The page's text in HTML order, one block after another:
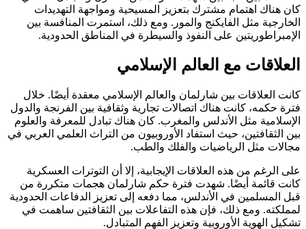
كان هناك اهتمام مشترك بتعزيز المسيحية ومواجهة التهديدات
الخارجية مثل الفايكنج والمور. ومع ذلك، استمرت المنافسة بين
الإمبراطوريتين على النفوذ والسيطرة في المناطق الحدودية.
العلاقات مع العالم الإسلامي
كانت العلاقات بين شارلمان والعالم الإسلامي معقدة أيضًا. خلال
فترة حكمه، كانت هناك اتصالات تجارية وثقافية بين الفرنجة والدول
الإسلامية مثل الأندلس والمغرب. كان هناك تبادل للمعرفة والعلوم
بين الثقافتين، حيث استفاد الأوروبيون من التراث العلمي العربي في
مجالات مثل الرياضيات والفلك والطب.
على الرغم من هذه العلاقات الإيجابية، إلا أن التوترات العسكرية
كانت قائمة أيضًا. شهدت فترة حكم شارلمان هجمات متكررة من
قبل المسلمين في الأندلس، مما دفعه إلى تعزيز الدفاعات الحدودية
لمملكته. ومع ذلك، فإن هذه التفاعلات بين الثقافتين ساهمت في
تشكيل الهوية الأوروبية وتعزيز الفهم المتبادل.